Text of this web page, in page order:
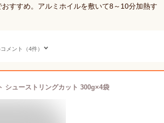
すすめ。アルミホイルを敷いて8～10分加熱す
メント（4件）
シューストリングカット 300g×4袋